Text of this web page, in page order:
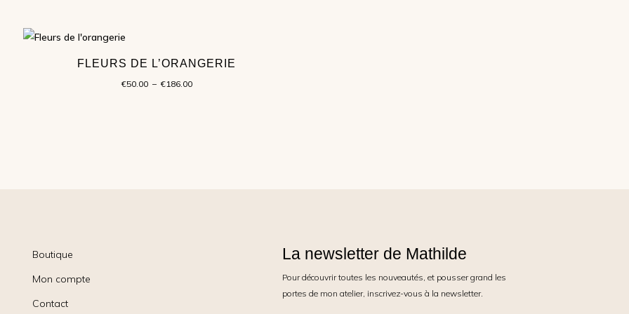
à
€186.00
FLEURS DE L’ORANGERIE
€50.00 – €186.00Plage
Boutique
Mon compte
Contact
La newsletter de Mathilde
Pour découvrir toutes les nouveautés, et pousser grand les
portes de mon atelier, inscrivez-vous à la newsletter.